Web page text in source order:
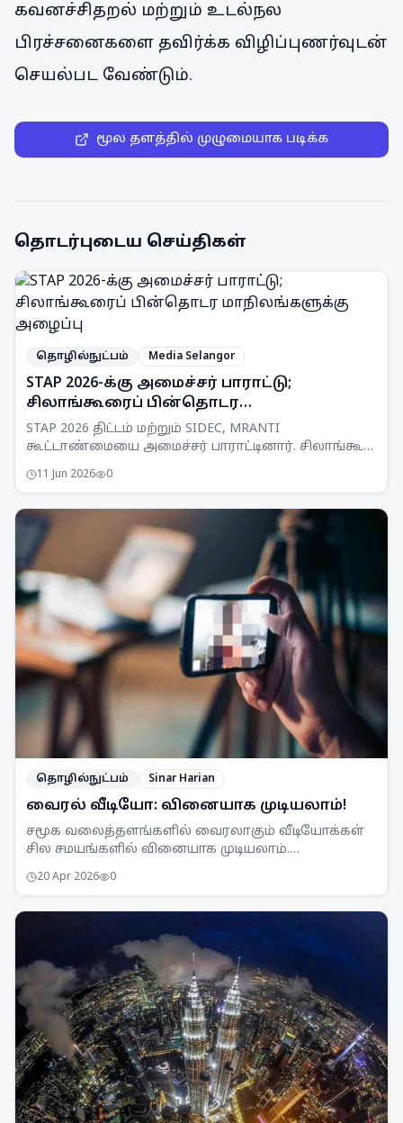
கவனச்சிதறல் மற்றும் உடல்நல
பிரச்சனைகளை தவிர்க்க விழிப்புணர்வுடன்
செயல்பட வேண்டும்.
மூல தளத்தில் முழுமையாக படிக்க
தொடர்புடைய செய்திகள்
தொழில்நுட்பம் Media Selangor
STAP 2026-க்கு அமைச்சர் பாராட்டு;
சிலாங்கூரைப் பின்தொடர
மாநிலங்களுக்கு அழைப்பு
STAP 2026 திட்டம் மற்றும் SIDEC, MRANTI
கூட்டாண்மையை அமைச்சர் பாராட்டினார். சிலாங்கூர்
11 Jun 2026 0
தொழில்நுட்பம் Sinar Harian
வைரல் வீடியோ: வினையாக முடியலாம்!
சமூக வலைத்தளங்களில் வைரலாகும் வீடியோக்கள்
சில சமயங்களில் வினையாக முடியலாம்.
தவறு.
20 Apr 2026 0